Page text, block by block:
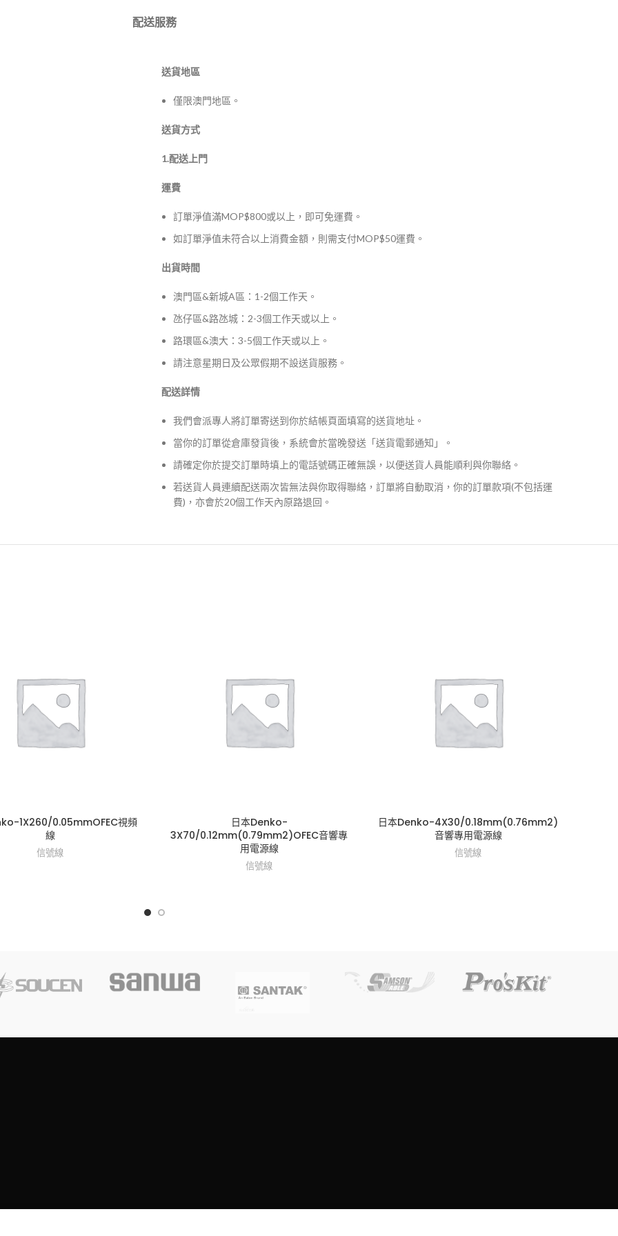
配送服務
送貨地區
僅限澳門地區。
送貨方式
1.配送上門
運費
訂單淨值滿MOP$800或以上，即可免運費。
如訂單淨值未符合以上消費金額，則需支付MOP$50運費。
出貨時間
澳門區&新城A區：1-2個工作天。
氹仔區&路氹城：2-3個工作天或以上。
路環區&澳大：3-5個工作天或以上。
請注意星期日及公眾假期不設送貨服務。
配送詳情
我們會派專人將訂單寄送到你於結帳頁面填寫的送貨地址。
當你的訂單從倉庫發貨後，系統會於當晚發送「送貨電郵通知」。
請確定你於提交訂單時填上的電話號碼正確無誤，以便送貨人員能順利與你聯絡。
若送貨人員連續配送兩次皆無法與你取得聯絡，訂單將自動取消，你的訂單款項(不包括運
費)，亦會於20個工作天內原路退回。
1X260/0.05mmOFEC視頻
線
信號線
日本Denko-
3X70/0.12mm(0.79mm2)OFEC音響專
用電源線
信號線
日本Denko-4X30/0.18mm(0.76mm2)
音響專用電源線
信號線